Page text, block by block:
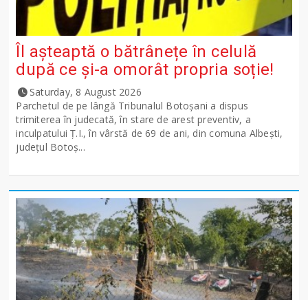
Îl așteaptă o bătrânețe în celulă
după ce și-a omorât propria soție!
Saturday, 8 August 2026
Parchetul de pe lângă Tribunalul Botoşani a dispus
trimiterea în judecată, în stare de arest preventiv, a
inculpatului Ț.I., în vârstă de 69 de ani, din comuna Albești,
județul Botoș...